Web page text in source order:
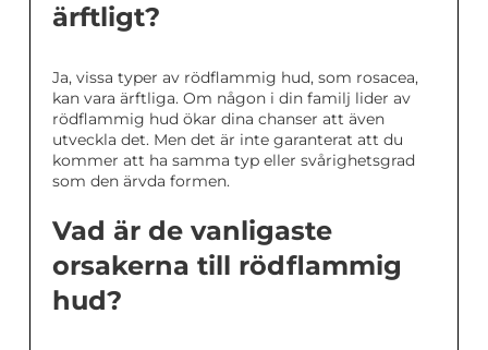
ärftligt?
Ja, vissa typer av rödflammig hud, som rosacea,
kan vara ärftliga. Om någon i din familj lider av
rödflammig hud ökar dina chanser att även
utveckla det. Men det är inte garanterat att du
kommer att ha samma typ eller svårighetsgrad
som den ärvda formen.
Vad är de vanligaste
orsakerna till rödflammig
hud?